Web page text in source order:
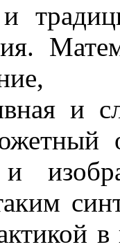
и
и